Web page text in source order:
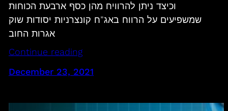
וכיצד ניתן להרוויח מהן כסף ארבעת הכוחות
שמשפיעים על הרווח באג”ח קונצרניות יסודות שוק
אגרות החוב
Continue reading
December 23, 2021